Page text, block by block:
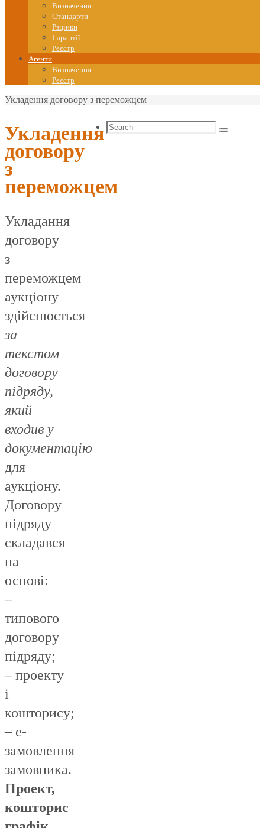
Визначення
Стандарти
Рзцінки
Гарантії
Реєстр
Агенти
Визначення
Реєстр
Home
Укладення договору з переможцем
Укладення
договору
з
переможцем
Укладання
договору
з
переможцем
аукціону
здійснюється
за
текстом
договору
підряду,
який
входив у
документацію
для
аукціону.
Договору
підряду
складався
на
основі:
–
типового
договору
підряду;
– проекту
і
кошторису;
– е-
замовлення
замовника.
Проект,
кошторис
Search
Search